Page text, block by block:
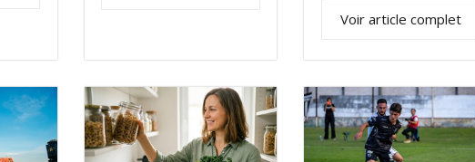
Voir article complet